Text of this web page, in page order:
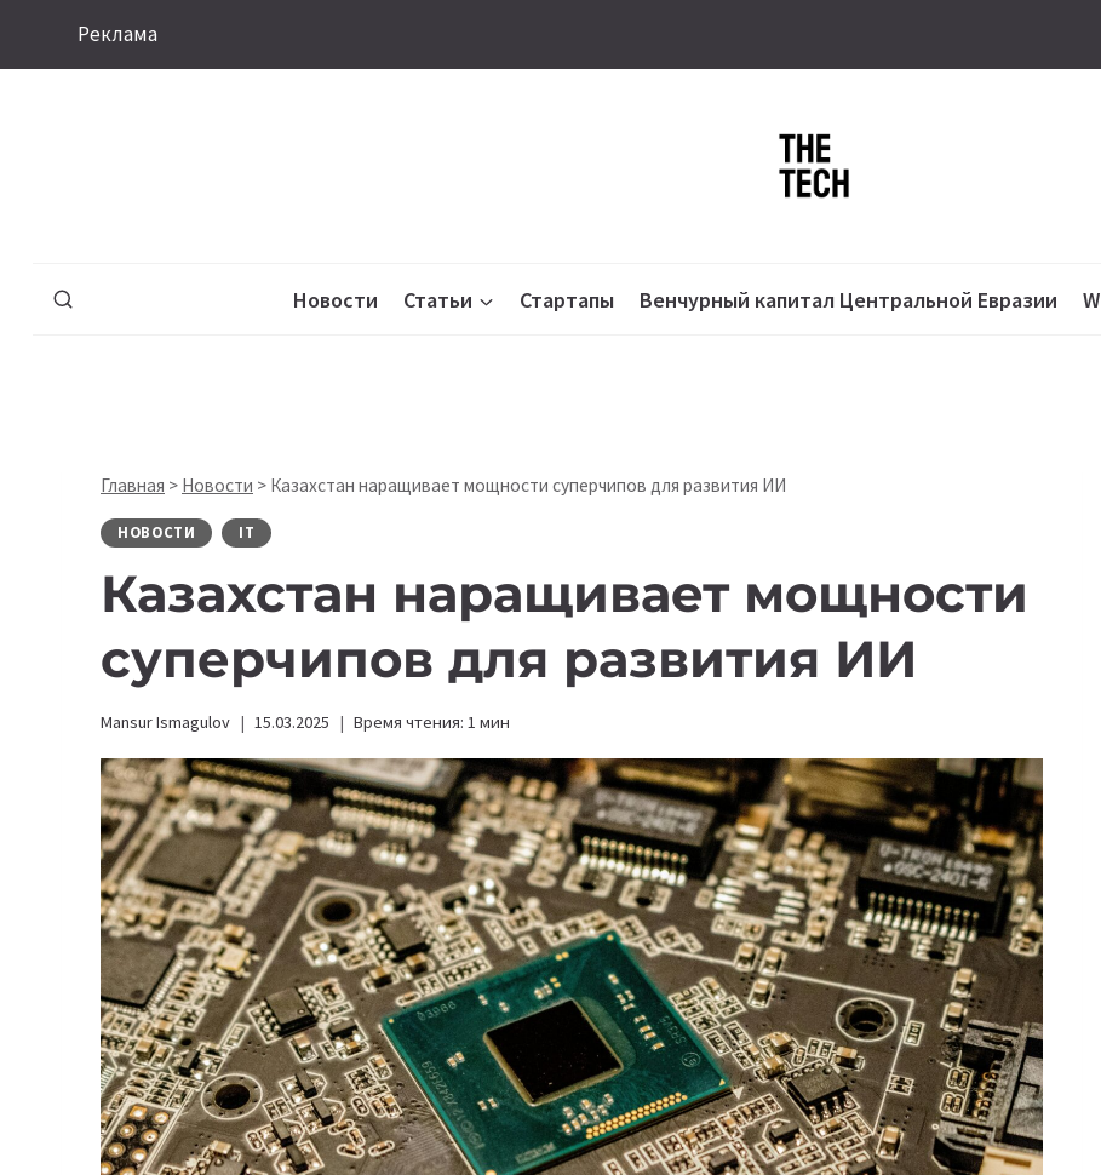
Реклама
Новости Статьи Стартапы Венчурный капитал Центральной Евразии
Главная > Новости > Казахстан наращивает мощности суперчипов для развития ИИ
НОВОСТИ IT
Казахстан наращивает мощности
суперчипов для развития ИИ
Mansur Ismagulov 15.03.2025 Время чтения: 1 мин